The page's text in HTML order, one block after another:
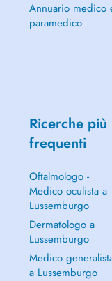
Annuario medico
paramedico
Ricerche più
frequenti
Oftalmologo -
Medico oculista a
Lussemburgo
Dermatologo a
Lussemburgo
Medico
a Lussemburgo